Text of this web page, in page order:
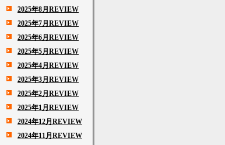
2025年8月REVIEW
2025年7月REVIEW
2025年6月REVIEW
2025年5月REVIEW
2025年4月REVIEW
2025年3月REVIEW
2025年2月REVIEW
2025年1月REVIEW
2024年12月REVIEW
2024年11月REVIEW